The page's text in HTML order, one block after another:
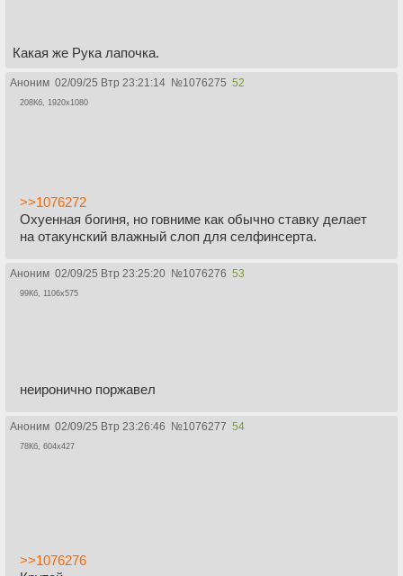
Какая же Рука лапочка.
Аноним 02/09/25 Втр 23:21:14 №1076275 52
208Кб, 1920x1080
>>1076272
Охуенная богиня, но говниме как обычно ставку делает
на отакунский влажный слоп для селфинсерта.
Аноним 02/09/25 Втр 23:25:20 №1076276 53
99Кб, 1106x575
неиронично поржавел
Аноним 02/09/25 Втр 23:26:46 №1076277 54
78Кб, 604x427
>>1076276